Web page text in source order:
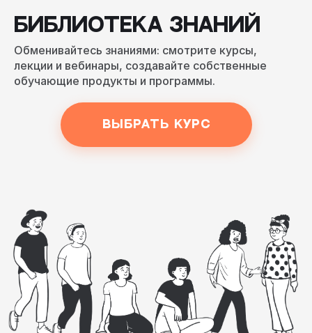
БИБЛИОТЕКА ЗНАНИЙ
Обменивайтесь знаниями: смотрите курсы,
лекции и вебинары, создавайте собственные
обучающие продукты и программы.
Выбрать курс